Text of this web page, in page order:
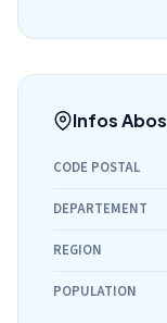
Infos Abos
CODE POSTAL
DEPARTEMENT
REGION
POPULATION